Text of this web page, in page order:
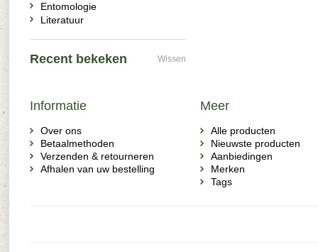
Entomologie
Literatuur
Recent bekeken Wissen
Informatie
Over ons
Betaalmethoden
Verzenden & retourneren
Afhalen van uw bestelling
Meer
Alle producten
Nieuwste producten
Aanbiedingen
Merken
Tags